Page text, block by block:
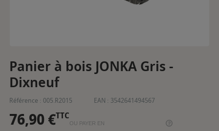
Panier à bois JONKA Gris -
Dixneuf
Référence : 005.R2015 EAN : 3542641494567
76,90 €TTC
OU PAYER EN